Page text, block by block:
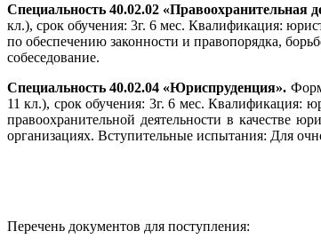
Специальность 40.02.02 «Правоохранительная
кл.), срок обучения: 3г. 6 мес. Квалификация:
по обеспечению законности и правопорядка,
собеседование.
Специальность 40.02.04 «Юриспруденция».
11 кл.), срок обучения: 3г. 6 мес. Квалификация:
правоохранительной деятельности в качестве
организациях. Вступительные испытания: Для
Перечень документов для поступления: